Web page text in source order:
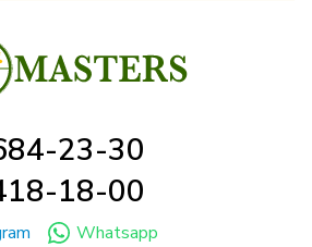
23-30
18-00
Whatsapp